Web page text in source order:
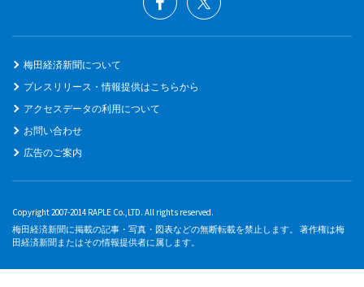
梅田経済新聞について
プレスリリース・情報提供はこちらから
アクセスデータの利用について
お問い合わせ
広告のご案内
Copyright 2007-2014 RAPLE Co.,LTD. All rights reserved.
梅田経済新聞に掲載の記事・写真・図表などの無断転載を禁止します。 著作権は梅
田経済新聞またはその情報提供者に属します。